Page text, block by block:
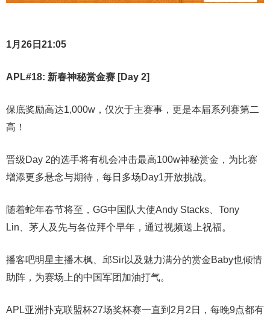
1月26日21:05
APL#18: 新春神秘赏金赛 [Day 2]
保底奖励高达1,000w，仅次于主赛事，更是本届系列赛第二
高！
晋级Day 2的选手将有机会冲击最高100w神秘赏金，为比赛
增添更多悬念与期待，每日多场Day1开放挑战。
随着蛇年春节将至，GG中国队大使Andy Stacks、Tony
Lin、茅人及先与各位拜个早年，通过视频送上祝福。
播客吧明星主播木枫、邱Sir以及魅力满分的赏金Baby也倾情
助阵，为赛场上的中国军团加油打气。
APL亚洲扑克联盟杯27场奖杯赛一直到2月2日，每晚9点都有